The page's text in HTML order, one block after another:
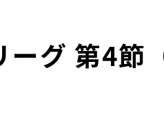
ーグ 第4